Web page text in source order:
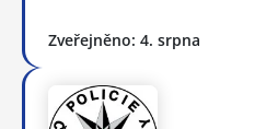
Zveřejněno: 4. srpna